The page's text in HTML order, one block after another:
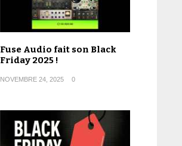
Fuse Audio fait son Black
Friday 2025 !
NOVEMBRE 24, 2025 0